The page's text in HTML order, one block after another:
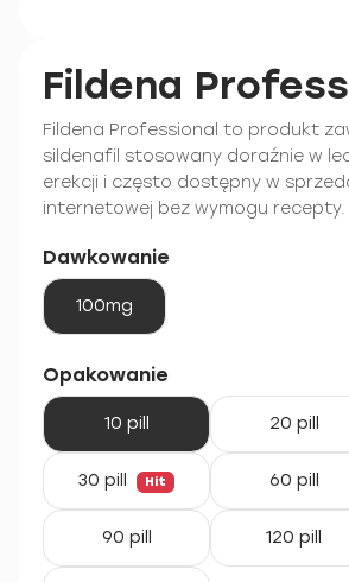
Fildena
Fildena Professional to produkt
sildenafil stosowany doraźnie w
erekcji i często dostępny w
internetowej bez wymogu recepty.
Dawkowanie
100mg
Opakowanie
10 pill 20 pill
30 pill Hit 60 pill
90 pill 120 pill